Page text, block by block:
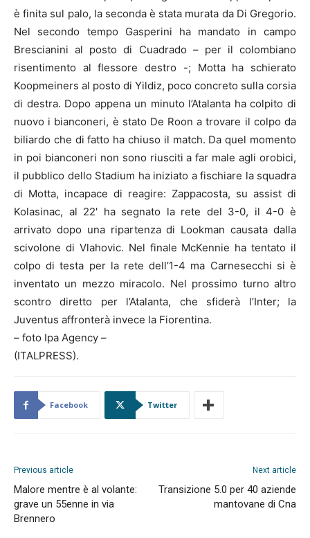
è finita sul palo, la seconda è stata murata da Di Gregorio.
Nel secondo tempo Gasperini ha mandato in campo
Brescianini al posto di Cuadrado – per il colombiano
risentimento al flessore destro -; Motta ha schierato
Koopmeiners al posto di Yildiz, poco concreto sulla corsia
di destra. Dopo appena un minuto l’Atalanta ha colpito di
nuovo i bianconeri, è stato De Roon a trovare il colpo da
biliardo che di fatto ha chiuso il match. Da quel momento
in poi bianconeri non sono riusciti a far male agli orobici,
il pubblico dello Stadium ha iniziato a fischiare la squadra
di Motta, incapace di reagire: Zappacosta, su assist di
Kolasinac, al 22′ ha segnato la rete del 3-0, il 4-0 è
arrivato dopo una ripartenza di Lookman causata dalla
scivolone di Vlahovic. Nel finale McKennie ha tentato il
colpo di testa per la rete dell’1-4 ma Carnesecchi si è
inventato un mezzo miracolo. Nel prossimo turno altro
scontro diretto per l’Atalanta, che sfiderà l’Inter; la
Juventus affronterà invece la Fiorentina.
– foto Ipa Agency –
(ITALPRESS).
Facebook Twitter
Previous article
Malore mentre è al volante:
grave un 55enne in via
Brennero
Next article
Transizione 5.0 per 40 aziende
mantovane di Cna